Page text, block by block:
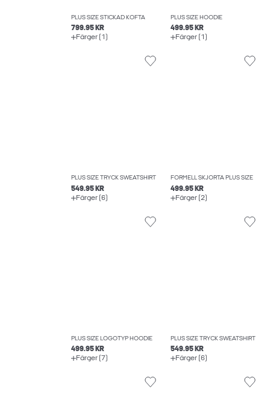
PLUS SIZE STICKAD KOFTA
799.95 KR
Färger (1)
PLUS SIZE HOODIE
499.95 KR
Färger (1)
PLUS SIZE TRYCK SWEATSHIRT
549.95 KR
Färger (6)
FORMELL SKJORTA PLUS SIZE
499.95 KR
Färger (2)
PLUS SIZE LOGOTYP HOODIE
499.95 KR
Färger (7)
PLUS SIZE TRYCK SWEATSHIRT
549.95 KR
Färger (6)